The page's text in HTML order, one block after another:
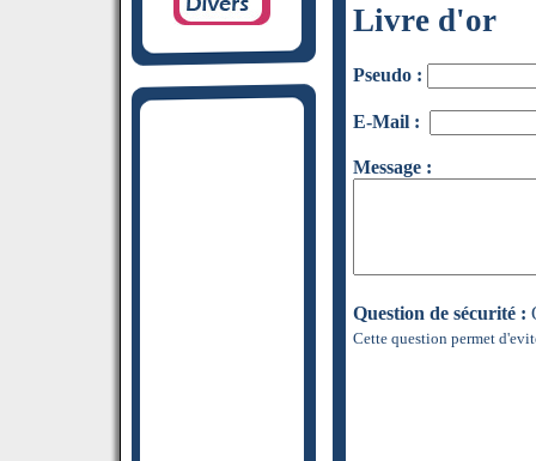
Livre d'or
Pseudo :
E-Mail :
Message :
Question de sécurité :
Cette question permet